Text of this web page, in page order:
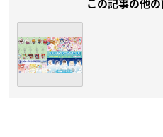
この記事の他の